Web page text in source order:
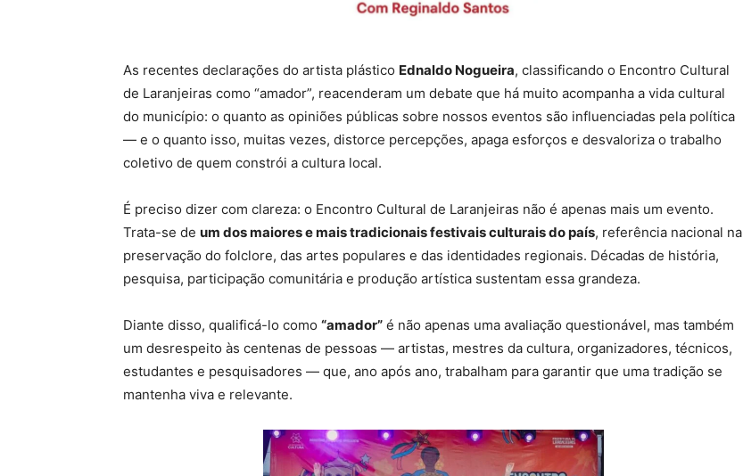
As recentes declarações do artista plástico Ednaldo Nogueira, classificando o Encontro Cultural
de Laranjeiras como “amador”, reacenderam um debate que há muito acompanha a vida cultural
do município: o quanto as opiniões públicas sobre nossos eventos são influenciadas pela política
— e o quanto isso, muitas vezes, distorce percepções, apaga esforços e desvaloriza o trabalho
coletivo de quem constrói a cultura local.
É preciso dizer com clareza: o Encontro Cultural de Laranjeiras não é apenas mais um evento.
Trata-se de um dos maiores e mais tradicionais festivais culturais do país, referência nacional na
preservação do folclore, das artes populares e das identidades regionais. Décadas de história,
pesquisa, participação comunitária e produção artística sustentam essa grandeza.
Diante disso, qualificá-lo como “amador” é não apenas uma avaliação questionável, mas também
um desrespeito às centenas de pessoas — artistas, mestres da cultura, organizadores, técnicos,
estudantes e pesquisadores — que, ano após ano, trabalham para garantir que uma tradição se
mantenha viva e relevante.